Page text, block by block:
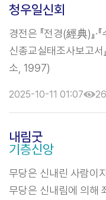
청우일신회
경전은 『전경(經典)』·
신종교실태조사보고
소, 1997)
2025-10-11 01:07
내림굿
기층신앙
무당은 신내린 사람이
무당은 신내림에 의해